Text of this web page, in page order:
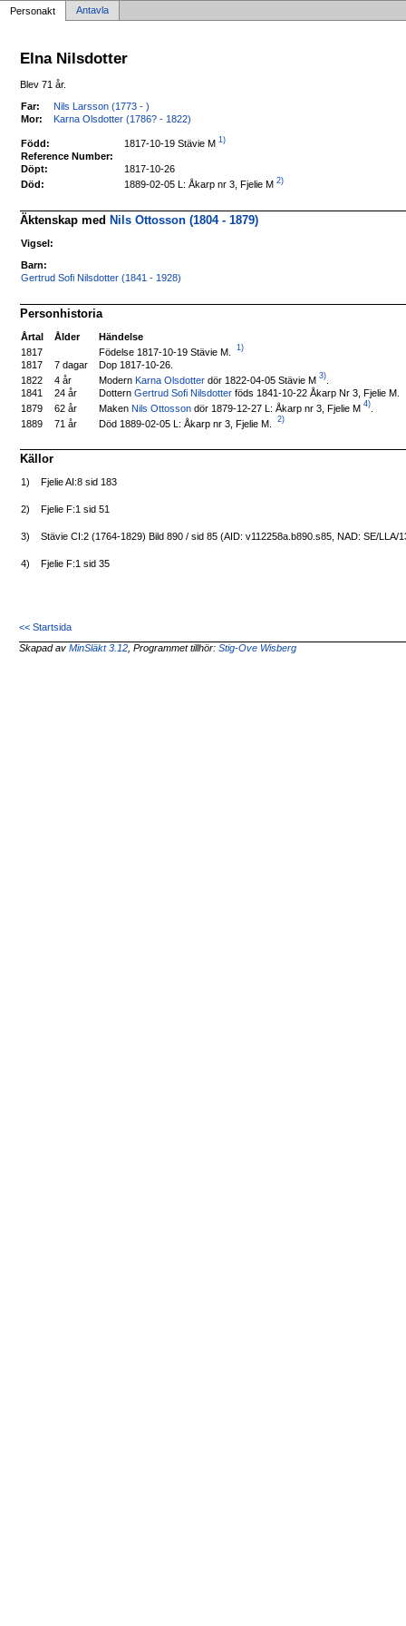
Personakt Antavla
Elna Nilsdotter
Blev 71 år.
Far:
Nils Larsson (1773 - )
Mor:
Karna Olsdotter (1786? - 1822)
Född: 1817-10-19 Stävie M 1)
Reference Number:
Döpt:
1817-10-26
Död:
1889-02-05 L: Åkarp nr 3, Fjelie M 2)
Äktenskap medNils Ottosson (1804 - 1879)
Vigsel:
Barn:
Gertrud Sofi Nilsdotter (1841 - 1928)
Personhistoria
Årtal Ålder
Händelse
1817
Födelse 1817-10-19 Stävie M. 1)
1817 7 dagar
Dop 1817-10-26.
1822
4 år ModernKarna Olsdotter dör 1822-04-05 Stävie M 3)
1841
24 år DotternGertrud Sofi Nilsdotter föds 1841-10-22 Åkarp Nr 3, Fjelie M.
1879
62 år MakenNils Ottosson dör 1879-12-27 L: Åkarp nr 3, Fjelie M 4)
1889
71 år Död 1889-02-05 L: Åkarp nr 3, Fjelie M. 2)
Källor
1) Fjelie AI:8 sid 183
2) Fjelie F:1 sid 51
3) Stävie CI:2 (1764-1829) Bild 890 / sid 85 (AID: v112258a.b890.s85, NAD: SE/LLA/
4) Fjelie F:1 sid 35
<< Startsida
Skapad avMinSläkt 3.12 , Programmet tillhör:Stig-Ove Wisberg